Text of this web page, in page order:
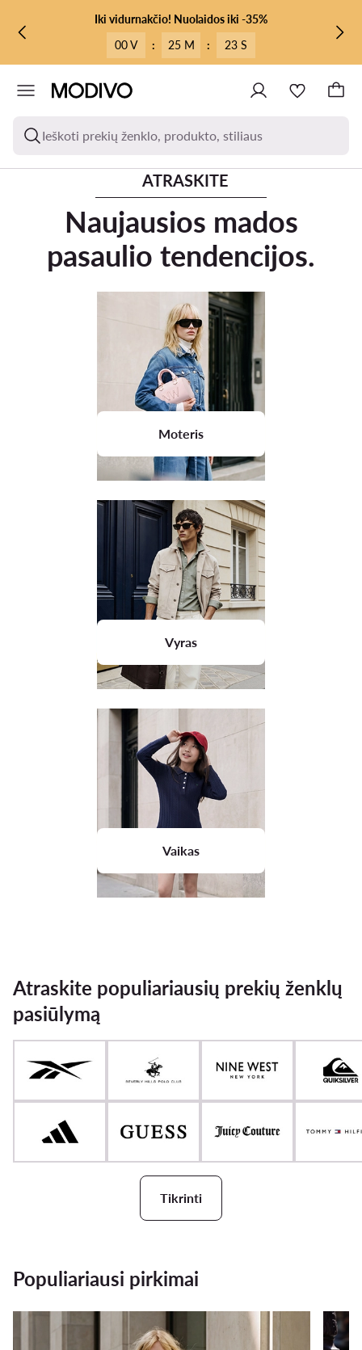
PEREITI PRIE PAGRINDINIO TURINIO
PEREITI Į PAIEŠKĄIki vidurnakčio! Nuolaidos iki -35%
00 V
: 25 M : 23 S
Ieškoti prekių ženklo, produkto, stiliaus
ATRASKITE
Naujausios mados
pasaulio tendencijos.
Moteris
Vyras
Vaikas
Atraskite populiariausių prekių ženklų
pasiūlymą
Tikrinti
Populiariausi pirkimai